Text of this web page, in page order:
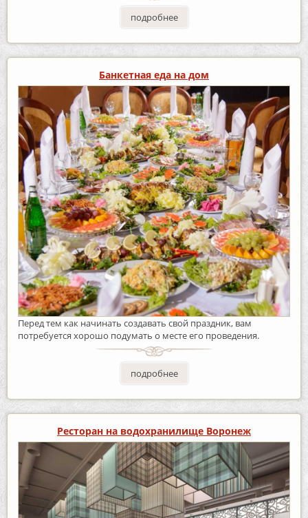
подробнее
Банкетная еда на дом
Перед тем как начинать создавать свой праздник, вам
потребуется хорошо подумать о месте его проведения.
подробнее
Ресторан на водохранилище Воронеж